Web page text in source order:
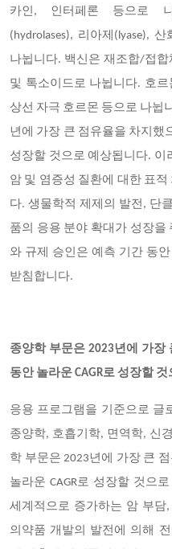
카인, 인터페론 등으로
(hydrolases), 리아제(lyase),
나뉩니다. 백신은 재조합/접
및 톡소이드로 나뉩니다. 호
상선 자극 호르몬 등으로 나뉩
년에 가장 큰 점유율을 차지했
성장할 것으로 예상됩니다. 이
암 및 염증성 질환에 대한 표
다. 생물학적 제제의 발전, 단
품의 응용 분야 확대가 성장을
와 규제 승인은 예측 기간 동
받침합니다.
종양학 부문은 2023년에 가
동안 놀라운 CAGR로 성장할
응용 프로그램을 기준으로 글
종양학, 호흡기학, 면역학, 신
학 부문은 2023년에 가장 큰
놀라운 CAGR로 성장할 것으
세계적으로 증가하는 암 부
의약품 개발의 발전에 의해